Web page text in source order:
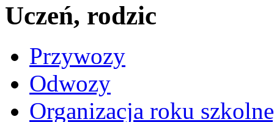
Uczeń, rodzic
Przywozy
Odwozy
Organizacja roku